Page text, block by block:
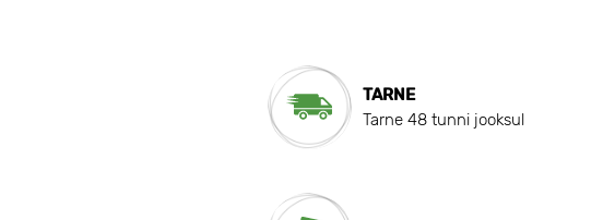
TARNE
Tarne 48 tunni jooksul